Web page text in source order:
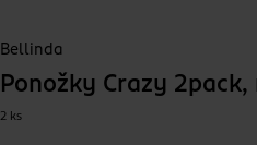
Bellinda
Ponožky Crazy
2 ks